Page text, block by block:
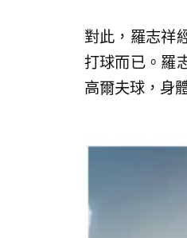
對此，羅志祥
打球而已。羅
高爾夫球，身